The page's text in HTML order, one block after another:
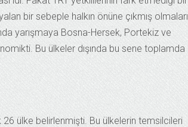
bir sebeple halkın önüne çıkmış olmaları
yarışmaya Bosna-Hersek, Portekiz ve
Bu ülkeler dışında bu sene toplamda
26 ülke belirlenmişti. Bu ülkelerin temsilcileri